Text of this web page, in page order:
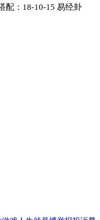
配：18-10-15 易经卦